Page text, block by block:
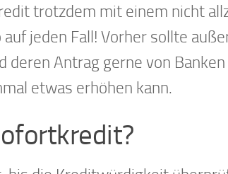
trotzdem mit einem nicht
jeden Fall! Vorher sollte
deren Antrag gerne von
etwas erhöhen kann.